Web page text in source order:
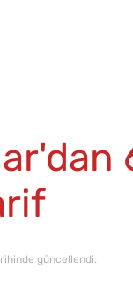
güncellendi.